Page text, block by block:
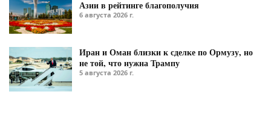
Азии в рейтинге благополучия
6 августа 2026 г.
Иран и Оман близки к сделке по Ормузу, но
не той, что нужна Трампу
5 августа 2026 г.